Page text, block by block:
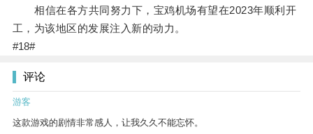
相信在各方共同努力下，宝鸡机场有望在2023年顺利开
工，为该地区的发展注入新的动力。
#18#
评论
游客
这款游戏的剧情非常感人，让我久久不能忘怀。